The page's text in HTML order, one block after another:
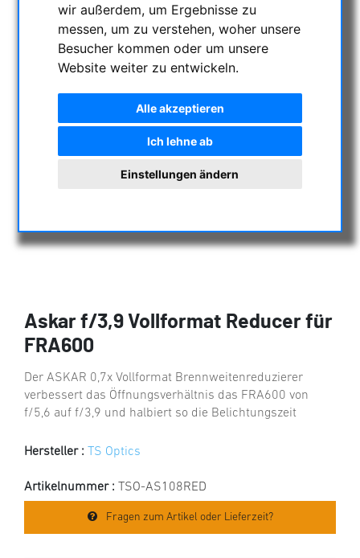
wir außerdem, um Ergebnisse zu
messen, um zu verstehen, woher unsere
Besucher kommen oder um unsere
Website weiter zu entwickeln.
Alle akzeptieren
Ich lehne ab
Einstellungen ändern
Askar f/3,9 Vollformat Reducer für
FRA600
Der ASKAR 0,7x Vollformat Brennweitenreduzierer
verbessert das Öffnungsverhältnis das FRA600 von
f/5,6 auf f/3,9 und halbiert so die Belichtungszeit
Hersteller : TS Optics
Artikelnummer : TSO-AS108RED
Fragen zum Artikel oder Lieferzeit?